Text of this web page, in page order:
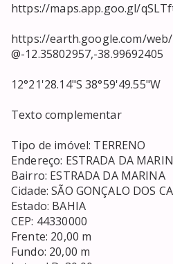
https://maps.app.goo.gl/
https://earth.google.com/web/
@-12.35802957,-38.99692405
12°21'28.14"S 38°59'49.55"W
Texto complementar
Tipo de imóvel: TERRENO
Endereço: ESTRADA DA
Bairro: ESTRADA DA MARINA
Cidade: SÃO GONÇALO DOS
Estado: BAHIA
CEP: 44330000
Frente: 20,00 m
Fundo: 20,00 m